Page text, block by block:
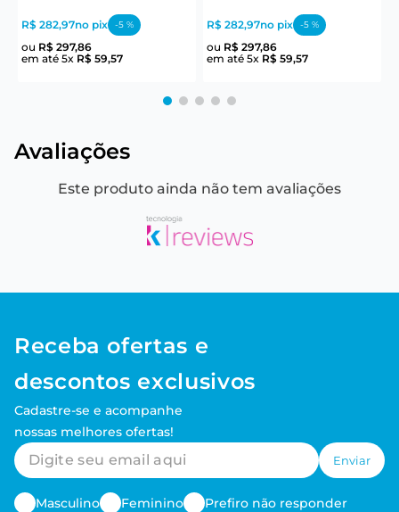
R$ 282,97no pix -5 %
ou R$ 297,86
em até 5x R$ 59,57
R$ 282,97no pix -5 %
ou R$ 297,86
em até 5x R$ 59,57
Avaliações
Este produto ainda não tem avaliações
Receba ofertas e
descontos exclusivos
Cadastre-se e acompanhe
nossas melhores ofertas!
Enviar
Masculino Feminino Prefiro não responder